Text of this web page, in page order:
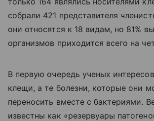
собрали 421 представителя
они относятся к 18 видам, но 81%
организмов приходится всего на
В первую очередь ученых
клещи, а те болезни, которые они
переносить вместе с бактериями.
известны как «резервуары